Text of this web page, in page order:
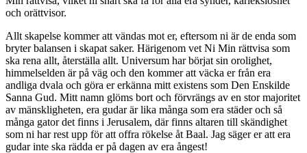
och orättvisor.
Allt skapelse kommer att vändas mot er, eftersom ni är de enda som
bryter balansen i skapat saker. Härigenom vet Ni Min rättvisa som
ska rena allt, återställa allt. Universum har börjat sin orolighet,
himmelselden är på väg och den kommer att väcka er från era
andliga dvala och göra er erkänna mitt existens som Den Enskilde
Sanna Gud. Mitt namn glöms bort och förvrängs av en stor majoritet
av mänskligheten, era gudar är lika många som era städer och så
många gator det finns i Jerusalem, där finns altaren till skändighet
som ni har rest upp för att offra rökelse åt Baal. Jag säger er att era
gudar inte ska rädda er på dagen av era ångest!